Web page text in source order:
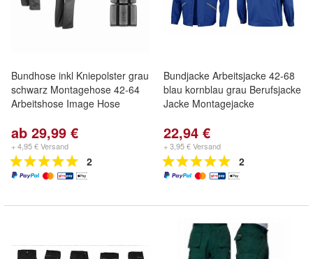
Bundhose inkl Kniepolster grau
schwarz Montagehose 42-64
Arbeitshose Image Hose
ab 29,99 €
+ 4,95 € Versand
2
Bundjacke Arbeitsjacke 42-68
blau kornblau grau Berufsjacke
Jacke Montagejacke
22,94 €
+ 3,95 € Versand
2